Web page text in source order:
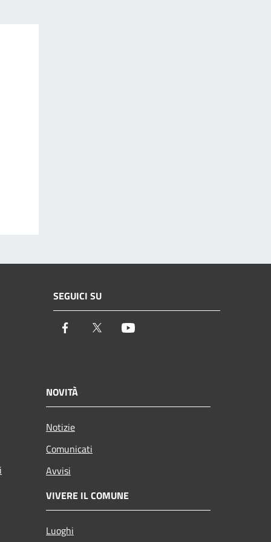
SEGUICI SU
Facebook Twitter
NOVITÀ
Notizie
Comunicati
Avvisi
VIVERE IL COMUNE
Luoghi